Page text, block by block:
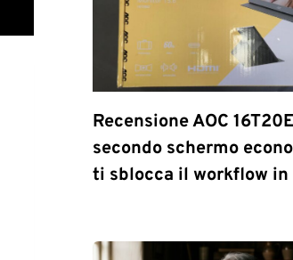
Recensione AOC
secondo schermo
ti sblocca il workflow